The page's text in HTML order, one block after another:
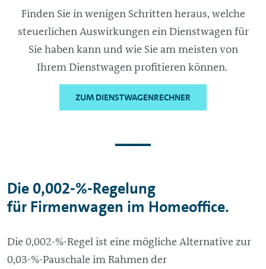
Finden Sie in wenigen Schritten heraus, welche
steuerlichen Auswirkungen ein Dienstwagen für
Sie haben kann und wie Sie am meisten von
Ihrem Dienstwagen profitieren können. ​
ZUM DIENSTWAGENRECHNER
Die 0,002-%-Regelung
für Firmenwagen im Homeoffice.
Die 0,002-%-Regel ist eine mögliche Alternative zur
0,03-%-Pauschale im Rahmen der